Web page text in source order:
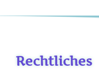
Rechtliches